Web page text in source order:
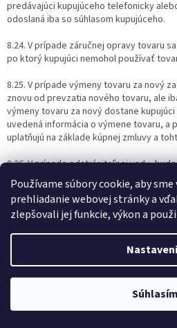
Používame súbory cookie, aby
prehliadanie webovej stránky a
zlepšovali jej funkcie, výkon a
Súhlasím
predávajúci kupujúceho telefonicky
odoslaná iba so súhlasom kupujúceho.
8.24. V prípade záručnej opravy tovaru
po ktorý kupujúci nemohol používať
8.25. V prípade výmeny tovaru za nový
znovu od prevzatia nového tovaru, ale
výmeny tovaru za nový dostane
uvedená informácia o výmene tovaru, a
uplatňujú na základe kúpnej zmluvy a
8.26. V prípade odstrániteľnej vady,
rozhodnutia kupujúceho podľa bodu
obchodných podmienok nasledujúcim
predávajúci vadný tovar vymení
predávajúci zabezpečí
8.27. Pokiaľ ide o odstrániteľnú vadu a
podľa bodu 8.15. týchto reklamačných
spôsobom má byť reklamácia